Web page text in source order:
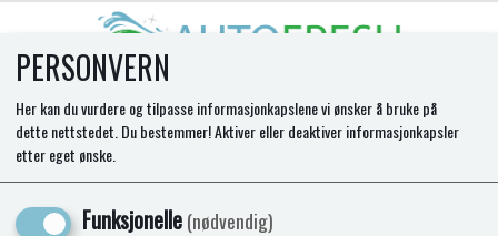
PERSONVERN
Her kan du vurdere og tilpasse informasjonkapslene vi ønsker å bruke på
dette nettstedet. Du bestemmer! Aktiver eller deaktiver informasjonkapsler
etter eget ønske.
Funksjonelle(nødvendig)